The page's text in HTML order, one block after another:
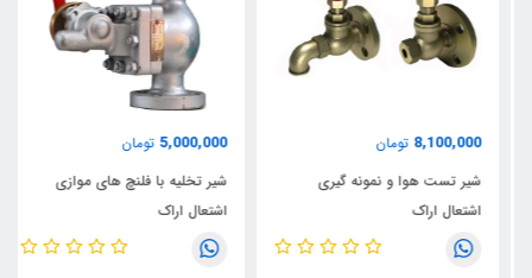
8,100,000 تومان
شیر تست هوا و نمونه گیری
اشتعال اراک
5,000,000 تومان
شیر تخلیه با فلنچ های موازی
اشتعال اراک